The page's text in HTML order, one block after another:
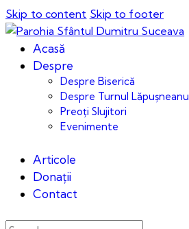
Skip to content Skip to footer
Acasă
Despre
Despre Biserică
Despre Turnul Lăpușneanu
Preoți Slujitori
Evenimente
Articole
Donații
Contact